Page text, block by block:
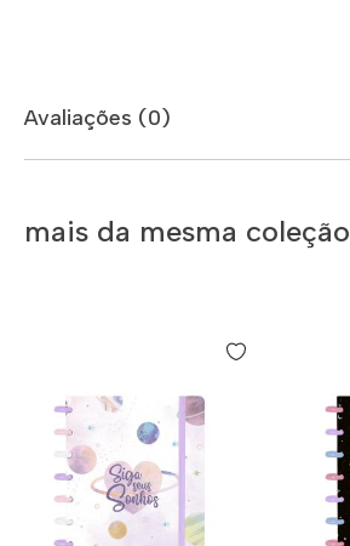
Avaliações (0)
mais da mesma coleção